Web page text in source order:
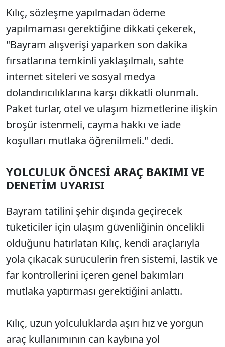
Kılıç, sözleşme yapılmadan ödeme
yapılmaması gerektiğine dikkati çekerek,
"Bayram alışverişi yaparken son dakika
fırsatlarına temkinli yaklaşılmalı, sahte
internet siteleri ve sosyal medya
dolandırıcılıklarına karşı dikkatli olunmalı.
Paket turlar, otel ve ulaşım hizmetlerine ilişkin
broşür istenmeli, cayma hakkı ve iade
koşulları mutlaka öğrenilmeli." dedi.
YOLCULUK ÖNCESİ ARAÇ BAKIMI VE
DENETİM UYARISI
Bayram tatilini şehir dışında geçirecek
tüketiciler için ulaşım güvenliğinin öncelikli
olduğunu hatırlatan Kılıç, kendi araçlarıyla
yola çıkacak sürücülerin fren sistemi, lastik ve
far kontrollerini içeren genel bakımları
mutlaka yaptırması gerektiğini anlattı.
Kılıç, uzun yolculuklarda aşırı hız ve yorgun
araç kullanımının can kaybına yol